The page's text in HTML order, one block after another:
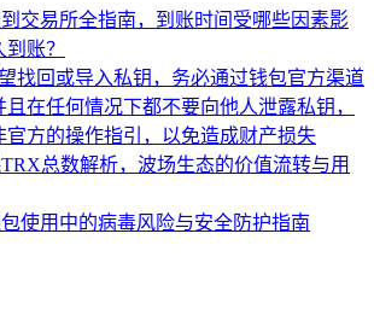
交易所全指南，到账时间受哪些因素影
账？
找回或导入私钥，务必通过钱包官方渠道
在任何情况下都不要向他人泄露私钥，
官方的操作指引，以免造成财产损失
总数解析，波场生态的价值流转与用
使用中的病毒风险与安全防护指南